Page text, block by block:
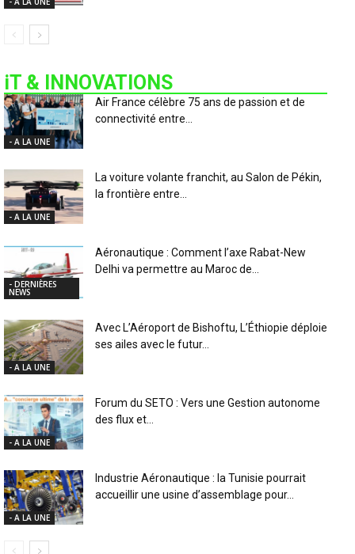
iT & INNOVATIONS
- A LA UNE
Air France célèbre 75 ans de passion et de
connectivité entre...
- A LA UNE
La voiture volante franchit, au Salon de Pékin,
la frontière entre...
- DERNIÈRES
NEWS
Aéronautique : Comment l’axe Rabat-New
Delhi va permettre au Maroc de...
- A LA UNE
Avec L’Aéroport de Bishoftu, L’Éthiopie déploie
ses ailes avec le futur...
- A LA UNE
Forum du SETO : Vers une Gestion autonome
des flux et...
- A LA UNE
Industrie Aéronautique : la Tunisie pourrait
accueillir une usine d’assemblage pour...